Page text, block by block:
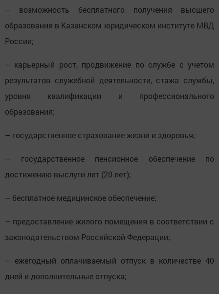
– возможность бесплатного получения высшего
образования в Казанском юридическом институте МВД
России;
– карьерный рост, продвижение по службе с учетом
результатов служебной деятельности, стажа службы,
уровня квалификации и профессионального
образования;
– государственное страхование жизни и здоровья;
– государственное пенсионное обеспечение по
достижению выслуги лет (20 лет);
– бесплатное медицинское обеспечение;
– предоставление жилого помещения в соответствии с
законодательством Российской Федерации;
– ежегодный оплачиваемый отпуск в количестве 40
дней и дополнительные отпуска;